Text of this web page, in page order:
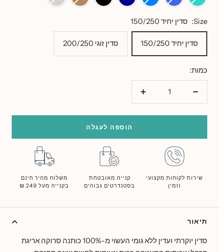
רויאל
כהה
בהיר
Size:
סדין יחיד 150/250
סדין יחיד 150/250 סדין זוגי 200/250
כמות:
הוסף
הוספה לעגלה
שירות לקוחות מקצועי
וזמין
קנייה מאובטחת
בסטנדרטים גבוהים
משלוח מהיר חינם
בקנייה מעל 249 ₪
תיאור
סדין יוקרתי ועדין ללא גומי
העשוי מ-100% כותנה סרוקה אריגת